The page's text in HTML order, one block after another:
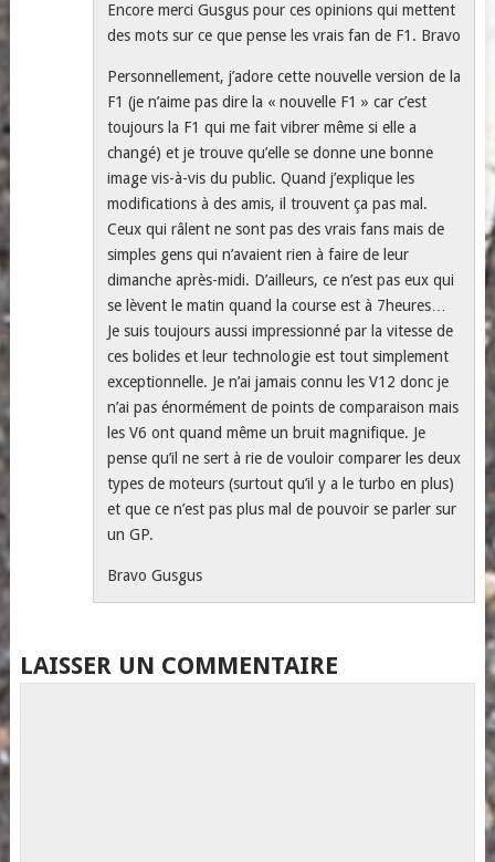
Encore merci Gusgus pour ces opinions qui mettent
des mots sur ce que pense les vrais fan de F1. Bravo
Personnellement, j’adore cette nouvelle version de la
F1 (je n’aime pas dire la « nouvelle F1 » car c’est
toujours la F1 qui me fait vibrer même si elle a
changé) et je trouve qu’elle se donne une bonne
image vis-à-vis du public. Quand j’explique les
modifications à des amis, il trouvent ça pas mal.
Ceux qui râlent ne sont pas des vrais fans mais de
simples gens qui n’avaient rien à faire de leur
dimanche après-midi. D’ailleurs, ce n’est pas eux qui
se lèvent le matin quand la course est à 7heures…
Je suis toujours aussi impressionné par la vitesse de
ces bolides et leur technologie est tout simplement
exceptionnelle. Je n’ai jamais connu les V12 donc je
n’ai pas énormément de points de comparaison mais
les V6 ont quand même un bruit magnifique. Je
pense qu’il ne sert à rie de vouloir comparer les deux
types de moteurs (surtout qu’il y a le turbo en plus)
et que ce n’est pas plus mal de pouvoir se parler sur
un GP.
Bravo Gusgus
LAISSER UN COMMENTAIRE